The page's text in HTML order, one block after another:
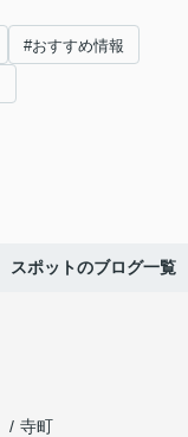
#おすすめ情報
スポットのブログ一覧
寺町